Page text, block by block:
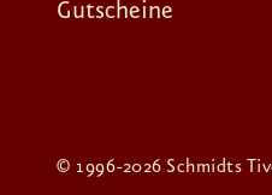
Gutscheine
© 1996-2026 Schmidts